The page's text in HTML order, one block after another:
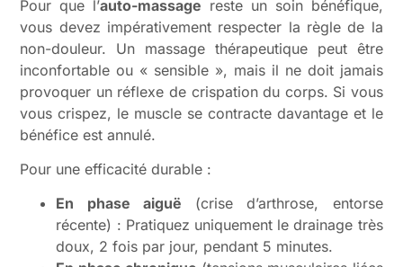
Pour que l’auto-massage reste un soin bénéfique,
vous devez impérativement respecter la règle de la
non-douleur. Un massage thérapeutique peut être
inconfortable ou « sensible », mais il ne doit jamais
provoquer un réflexe de crispation du corps. Si vous
vous crispez, le muscle se contracte davantage et le
bénéfice est annulé.
Pour une efficacité durable :
En phase aiguë (crise d’arthrose, entorse
récente) : Pratiquez uniquement le drainage très
doux, 2 fois par jour, pendant 5 minutes.